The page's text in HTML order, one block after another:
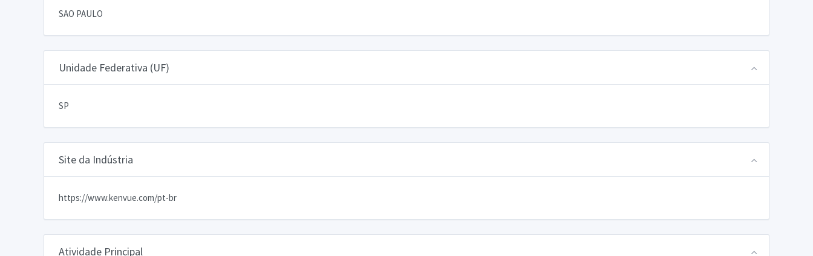
SAO PAULO
Unidade Federativa (UF)
SP
Site da Indústria
https://www.kenvue.com/pt-br
Atividade Principal